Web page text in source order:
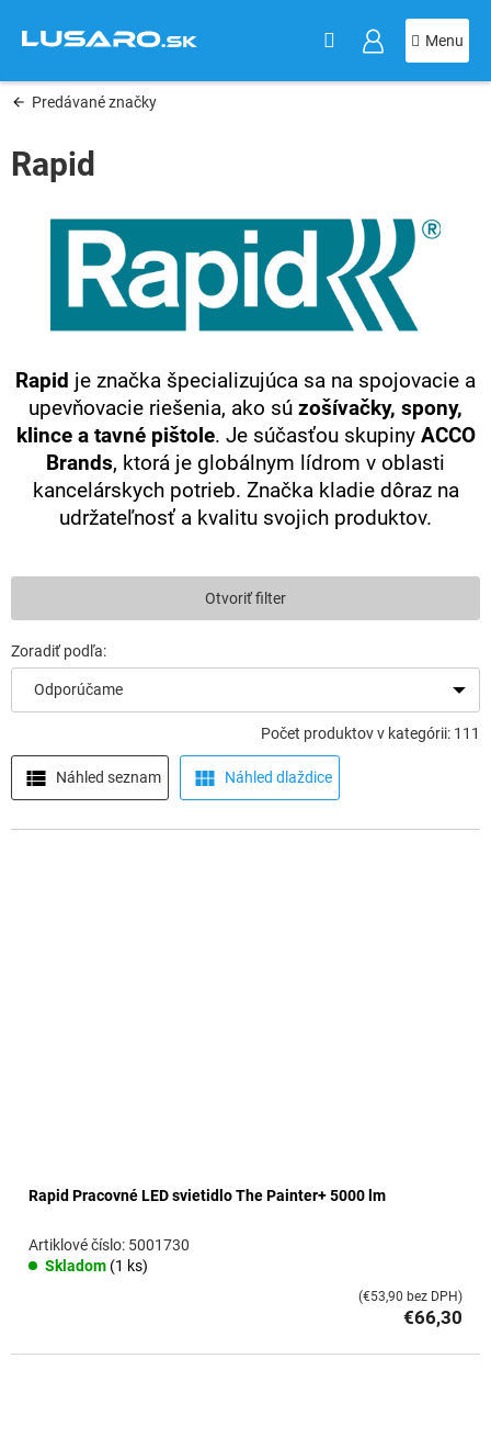
obsah
Predávané značky
Rapid
Rapid je značka špecializujúca sa na spojovacie a
upevňovacie riešenia, ako sú zošívačky, spony,
klince a tavné pištole. Je súčasťou skupiny ACCO
Brands, ktorá je globálnym lídrom v oblasti
kancelárskych potrieb. Značka kladie dôraz na
udržateľnosť a kvalitu svojich produktov.
Otvoriť filter
Odporúčame
Počet produktov v kategórii: 111
Náhled seznam Náhled dlaždice
Rapid Pracovné LED svietidlo The Painter+ 5000 lm
Skladom (1 ks)
5001730
€66,30
(€53,90 bez DPH)